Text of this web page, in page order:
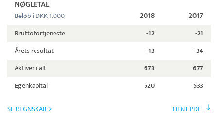
NØGLETAL
Beløb i DKK 1.000 2018 2017
Bruttofortjeneste -12
-21
Årets resultat
-13
-34
Aktiver i alt
673
677
Egenkapital
520 533
SE REGNSKAB HENT PDF